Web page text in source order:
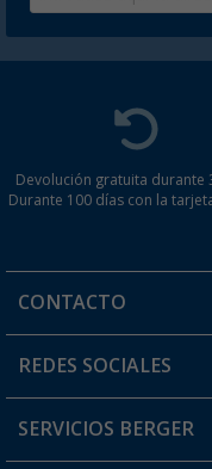
Devolución gratuita durante
Durante 100 días con la
CONTACTO
Horario de atención al cliente:
¿Tienes alguna duda?
REDES SOCIALES
SERVICIOS BERGER